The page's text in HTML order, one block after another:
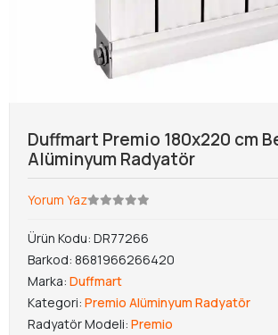
Duffmart Premio 180x220 cm
Alüminyum Radyatör
Yorum Yaz
Ürün Kodu: DR77266
Barkod: 8681966266420
Marka: Duffmart
Kategori: Premio Alüminyum Radyatör
Radyatör Modeli: Premio